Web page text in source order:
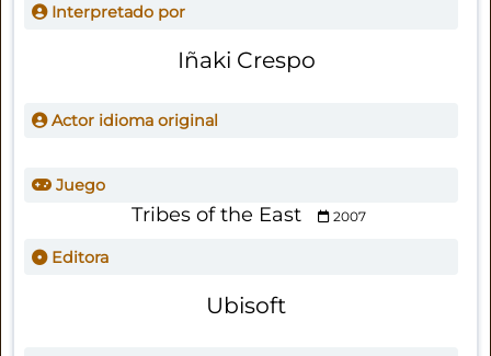
Interpretado por
Iñaki Crespo
Actor idioma original
Juego
Tribes of the East 2007
Editora
Ubisoft